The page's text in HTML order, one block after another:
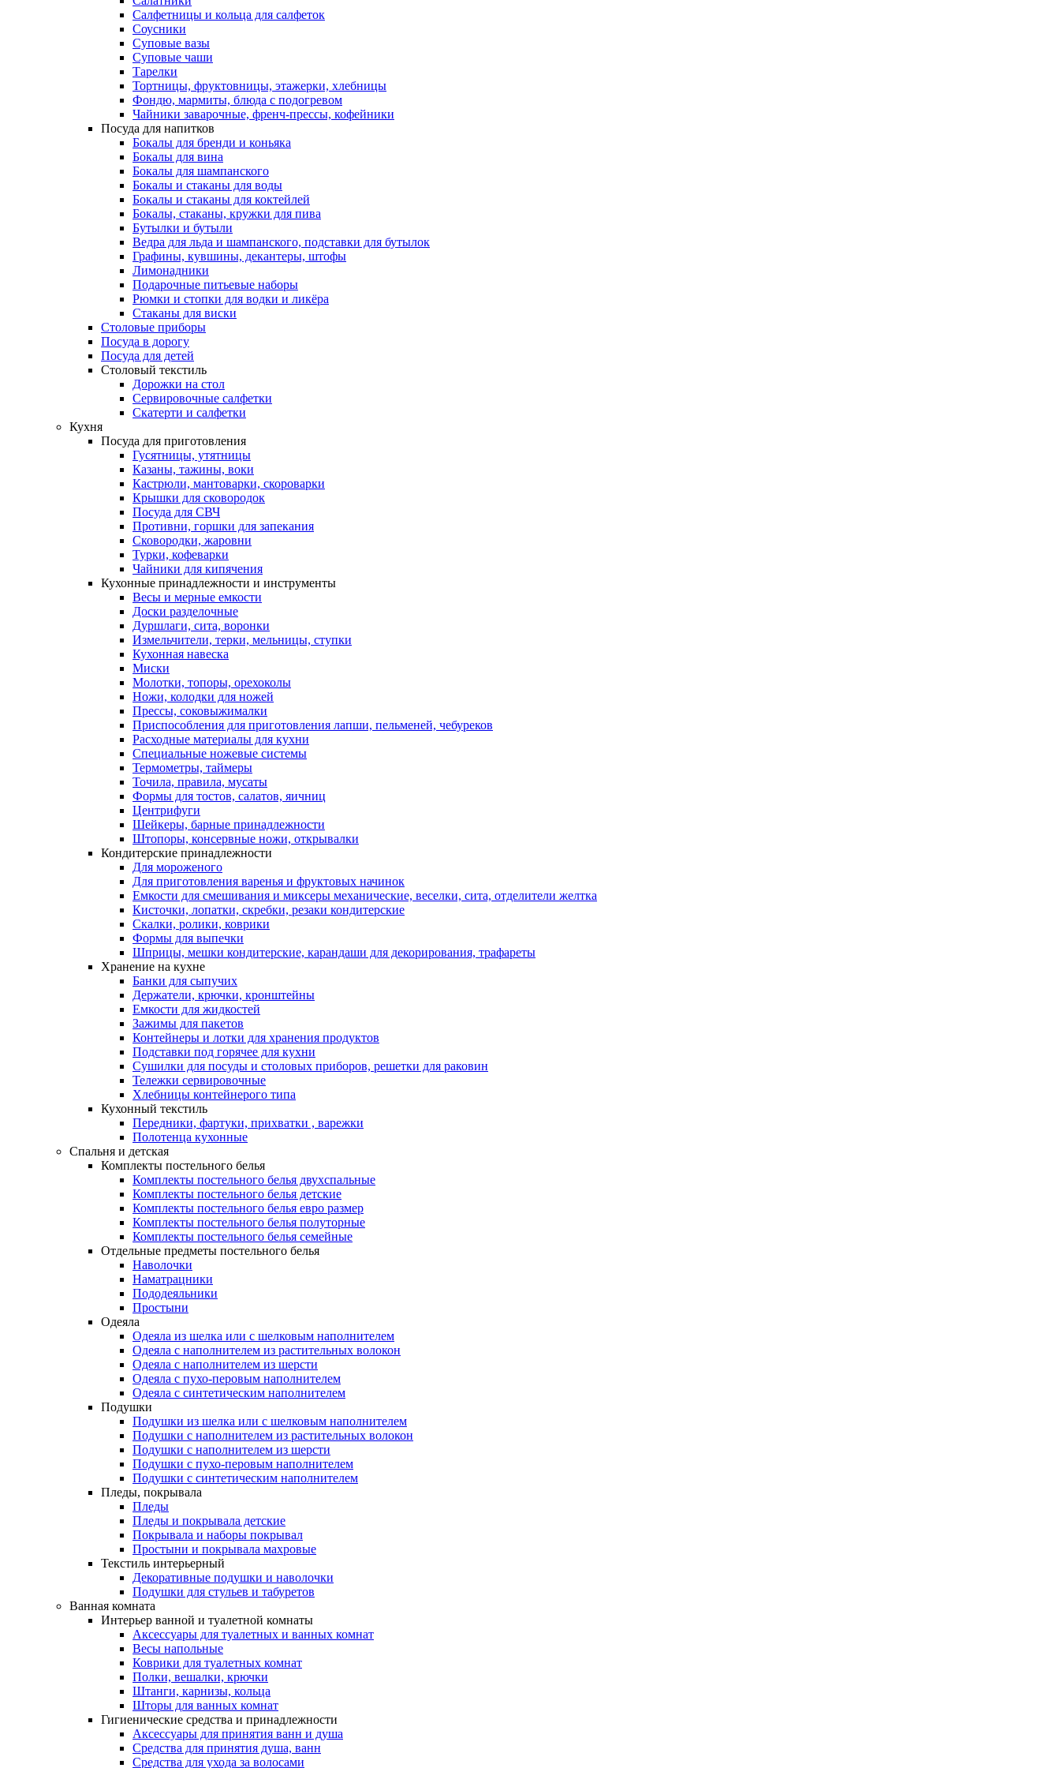
Салфетницы и кольца для салфеток
Соусники
Суповые вазы
Суповые чаши
Тарелки
Тортницы, фруктовницы, этажерки, хлебницы
Фондю, мармиты, блюда с подогревом
Чайники заварочные, френч-прессы, кофейники
Посуда для напитков
Бокалы для бренди и коньяка
Бокалы для вина
Бокалы для шампанского
Бокалы и стаканы для воды
Бокалы и стаканы для коктейлей
Бокалы, стаканы, кружки для пива
Бутылки и бутыли
Ведра для льда и шампанского, подставки для бутылок
Графины, кувшины, декантеры, штофы
Лимонадники
Подарочные питьевые наборы
Рюмки и стопки для водки и ликёра
Стаканы для виски
Столовые приборы
Посуда в дорогу
Посуда для детей
Столовый текстиль
Дорожки на стол
Сервировочные салфетки
Скатерти и салфетки
Кухня
Посуда для приготовления
Гусятницы, утятницы
Казаны, тажины, воки
Кастрюли, мантоварки, скороварки
Крышки для сковородок
Посуда для СВЧ
Противни, горшки для запекания
Сковородки, жаровни
Турки, кофеварки
Чайники для кипячения
Кухонные принадлежности и инструменты
Весы и мерные емкости
Доски разделочные
Дуршлаги, сита, воронки
Измельчители, терки, мельницы, ступки
Кухонная навеска
Миски
Молотки, топоры, орехоколы
Ножи, колодки для ножей
Прессы, соковыжималки
Приспособления для приготовления лапши, пельменей, чебуреков
Расходные материалы для кухни
Специальные ножевые системы
Термометры, таймеры
Точила, правила, мусаты
Формы для тостов, салатов, яичниц
Центрифуги
Шейкеры, барные принадлежности
Штопоры, консервные ножи, открывалки
Кондитерские принадлежности
Для мороженого
Для приготовления варенья и фруктовых начинок
Емкости для смешивания и миксеры механические, веселки, сита, отделители желтка
Кисточки, лопатки, скребки, резаки кондитерские
Скалки, ролики, коврики
Формы для выпечки
Шприцы, мешки кондитерские, карандаши для декорирования, трафареты
Хранение на кухне
Банки для сыпучих
Держатели, крючки, кронштейны
Емкости для жидкостей
Зажимы для пакетов
Контейнеры и лотки для хранения продуктов
Подставки под горячее для кухни
Сушилки для посуды и столовых приборов, решетки для раковин
Тележки сервировочные
Хлебницы контейнерого типа
Кухонный текстиль
Передники, фартуки, прихватки , варежки
Полотенца кухонные
Спальня и детская
Комплекты постельного белья
Комплекты постельного белья двухспальные
Комплекты постельного белья детские
Комплекты постельного белья евро размер
Комплекты постельного белья полуторные
Комплекты постельного белья семейные
Отдельные предметы постельного белья
Наволочки
Наматрацники
Пододеяльники
Простыни
Одеяла
Одеяла из шелка или с шелковым наполнителем
Одеяла с наполнителем из растительных волокон
Одеяла с наполнителем из шерсти
Одеяла с пухо-перовым наполнителем
Одеяла с синтетическим наполнителем
Подушки
Подушки из шелка или с шелковым наполнителем
Подушки с наполнителем из растительных волокон
Подушки с наполнителем из шерсти
Подушки с пухо-перовым наполнителем
Подушки с синтетическим наполнителем
Пледы, покрывала
Пледы
Пледы и покрывала детские
Покрывала и наборы покрывал
Простыни и покрывала махровые
Текстиль интерьерный
Декоративные подушки и наволочки
Подушки для стульев и табуретов
Ванная комната
Интерьер ванной и туалетной комнаты
Аксессуары для туалетных и ванных комнат
Весы напольные
Коврики для туалетных комнат
Полки, вешалки, крючки
Штанги, карнизы, кольца
Шторы для ванных комнат
Гигиенические средства и принадлежности
Аксессуары для принятия ванн и душа
Средства для принятия душа, ванн
Средства для ухода за волосами